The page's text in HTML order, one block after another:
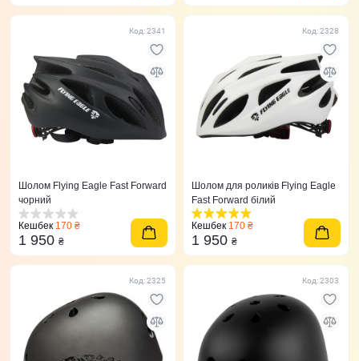
Код: 2341
Шолом Flying Eagle Fast Forward
чорний
Кешбек 170 ₴
1 950 ₴
Код: 2328
Шолом для роликів Flying Eagle
Fast Forward білий
Кешбек 170 ₴
1 950 ₴
Код: 2325 Код: 2303